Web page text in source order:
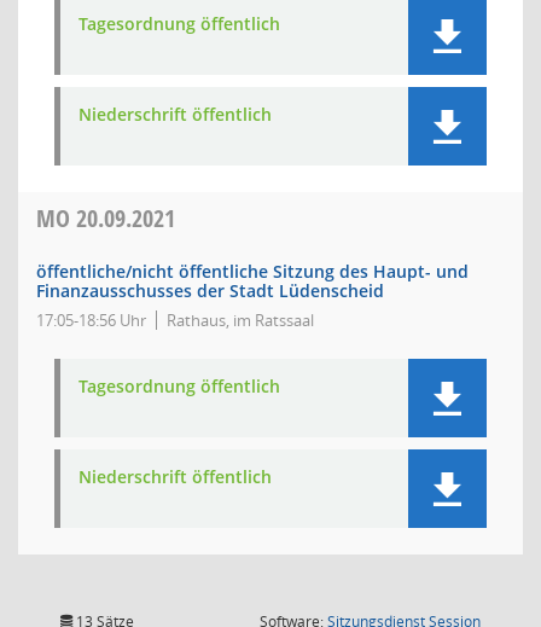
Tagesordnung öffentlich
Niederschrift öffentlich
MO 20.09.2021
öffentliche/nicht öffentliche Sitzung des Haupt- und
Finanzausschusses der Stadt Lüdenscheid
17:05-18:56 Uhr Rathaus, im Ratssaal
Tagesordnung öffentlich
Niederschrift öffentlich
13 Sätze Software:SitzungsdienstSession(Wird in